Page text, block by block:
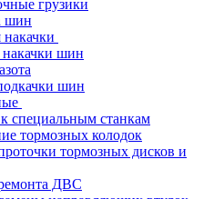
грузики
шин
накачки шин
шин
специальным станкам
тормозных колодок
тормозных дисков и
ДВС